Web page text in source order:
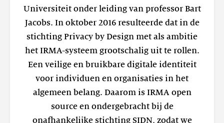
Universiteit onder leiding van professor Bart
Jacobs. In oktober 2016 resulteerde dat in de
stichting Privacy by Design met als ambitie
het IRMA-systeem grootschalig uit te rollen.
Een veilige en bruikbare digitale identiteit
voor individuen en organisaties in het
algemeen belang. Daarom is IRMA open
source en ondergebracht bij de
onafhankelijke stichting SIDN, zodat we